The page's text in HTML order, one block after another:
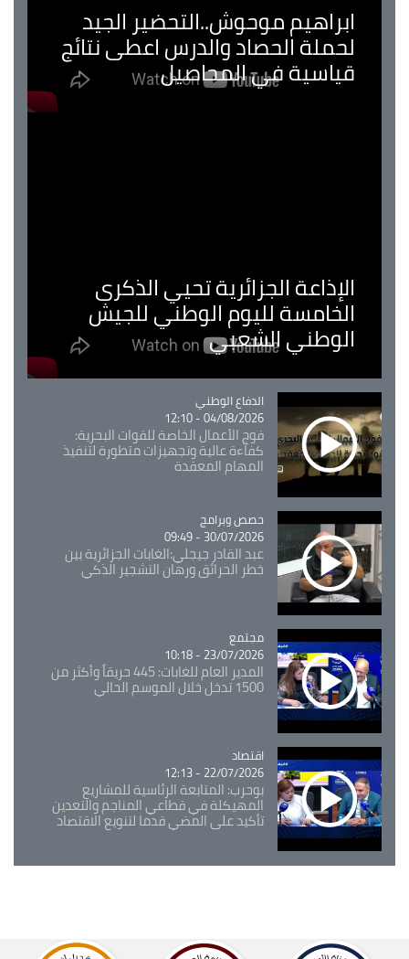
ابراهيم موحوش..التحضير الجيد
لحملة الحصاد والدرس اعطى نتائج
قياسية في المحاصيل
الإذاعة الجزائرية تحيي الذكرى
الخامسة لليوم الوطني للجيش
الوطني الشعبي
Catégorie
الدفاع الوطني
04/08/2026 - 12:10
فوج الأعمال الخاصة للقوات البحرية:
كفاءة عالية وتجهيزات متطورة لتنفيذ
المهام المعقدة
Catégorie
حصص وبرامج
30/07/2026 - 09:49
عبد القادر جيجلي:الغابات الجزائرية بين
خطر الحرائق ورهان التشجير الذكي
Catégorie
مجتمع
23/07/2026 - 10:18
المدير العام للغابات: 445 حريقاً وأكثر من
1500 تدخل خلال الموسم الحالي
Catégorie
اقتصاد
22/07/2026 - 12:13
بوحرب: المتابعة الرئاسية للمشاريع
المهيكلة في قطاعي المناجم والتعدين
تأكيد على المضي قدما لتنويع الاقتصاد